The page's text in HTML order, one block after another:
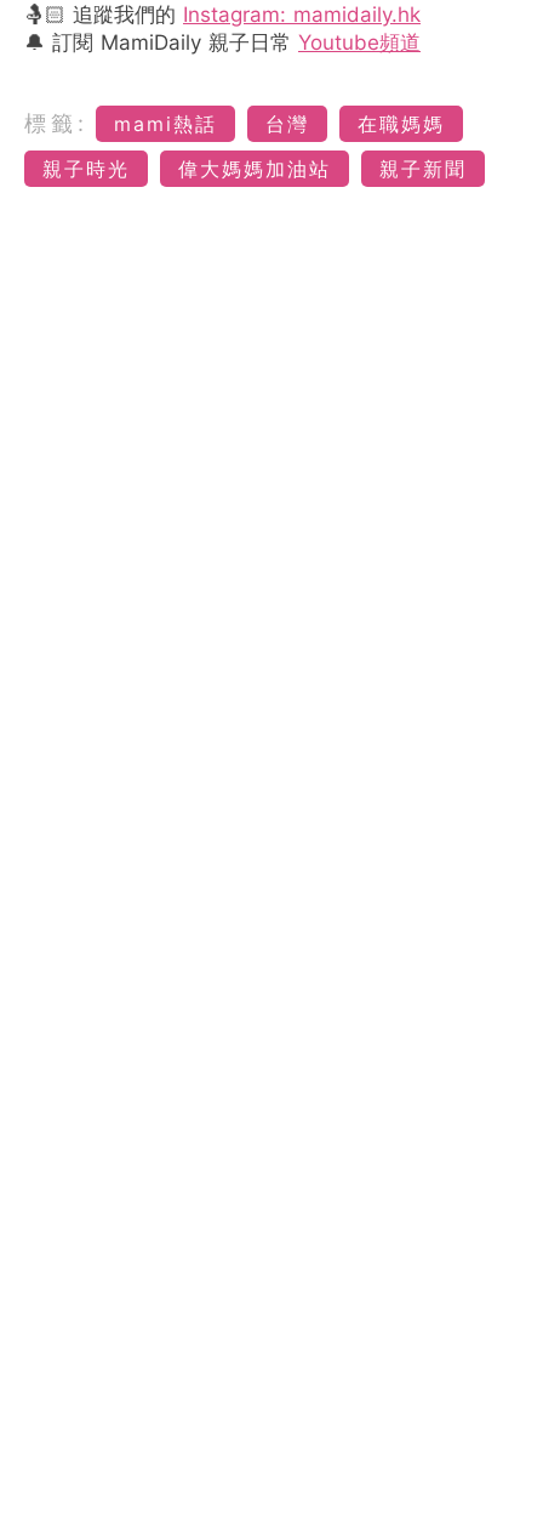
🤱🏻 追蹤我們的 Instagram: mamidaily.hk
🔔 訂閱 MamiDaily 親子日常 Youtube頻道
標籤: mami熱話 台灣
在職媽媽
親子時光
偉大媽媽加油站 親子新聞